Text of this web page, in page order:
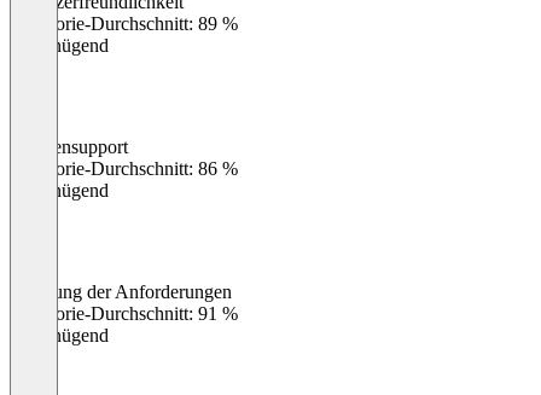
Kategorie-Durchschnitt: 89 %
Ungenügend
Kundensupport
Kategorie-Durchschnitt: 86 %
Ungenügend
Erfüllung der Anforderungen
Kategorie-Durchschnitt: 91 %
Ungenügend